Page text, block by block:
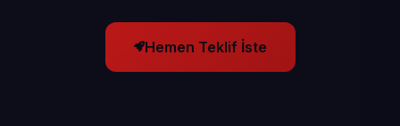
Hemen Teklif İste